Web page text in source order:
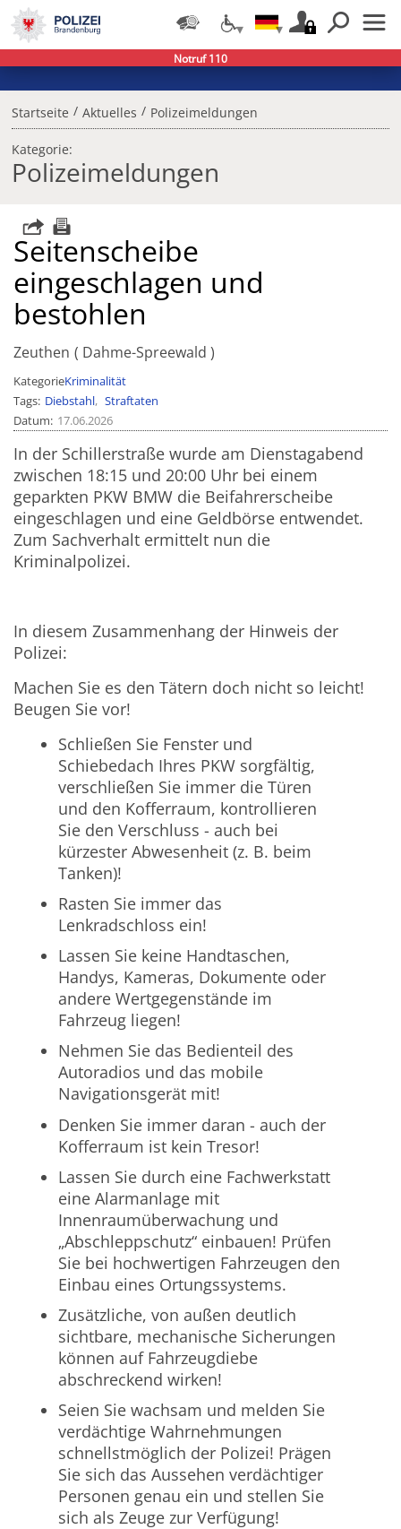
Startseite / Aktuelles / Polizeimeldungen
Kategorie:
Polizeimeldungen
Seitenscheibe
eingeschlagen und
bestohlen
Zeuthen Dahme-Spreewald
KategorieKriminalität
Tags Diebstahl
Straftaten
Datum 17.06.2026
In der Schillerstraße wurde am Dienstagabend
zwischen 18:15 und 20:00 Uhr bei einem
geparkten PKW BMW die Beifahrerscheibe
eingeschlagen und eine Geldbörse entwendet.
Zum Sachverhalt ermittelt nun die
Kriminalpolizei.
In diesem Zusammenhang der Hinweis der
Polizei:
Machen Sie es den Tätern doch nicht so leicht!
Beugen Sie vor!
Schließen Sie Fenster und
Schiebedach Ihres PKW sorgfältig,
verschließen Sie immer die Türen
und den Kofferraum, kontrollieren
Sie den Verschluss - auch bei
kürzester Abwesenheit (z. B. beim
Tanken)!
Rasten Sie immer das
Lenkradschloss ein!
Lassen Sie keine Handtaschen,
Handys, Kameras, Dokumente oder
andere Wertgegenstände im
Fahrzeug liegen!
Nehmen Sie das Bedienteil des
Autoradios und das mobile
Navigationsgerät mit!
Denken Sie immer daran - auch der
Kofferraum ist kein Tresor!
Lassen Sie durch eine Fachwerkstatt
eine Alarmanlage mit
Innenraumüberwachung und
„Abschleppschutz“ einbauen! Prüfen
Sie bei hochwertigen Fahrzeugen den
Einbau eines Ortungssystems.
Zusätzliche, von außen deutlich
sichtbare, mechanische Sicherungen
können auf Fahrzeugdiebe
abschreckend wirken!
Seien Sie wachsam und melden Sie
verdächtige Wahrnehmungen
schnellstmöglich der Polizei! Prägen
Sie sich das Aussehen verdächtiger
Personen genau ein und stellen Sie
sich als Zeuge zur Verfügung!
Notruf 110